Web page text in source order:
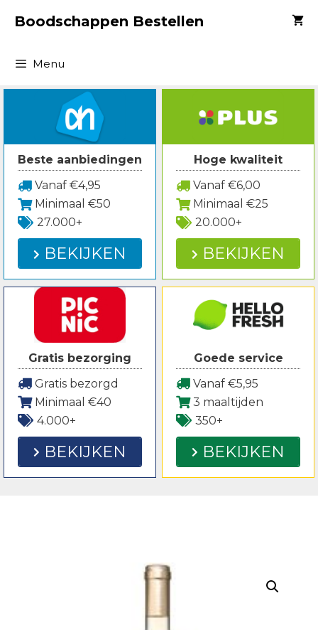
naarBoodschappen Bestellen
Menu
Beste aanbiedingen
Vanaf €4,95
Minimaal €50
27.000+
BEKIJKEN
Hoge kwaliteit
Vanaf €6,00
Minimaal €25
20.000+
BEKIJKEN
Gratis bezorging
Gratis bezorgd
Minimaal €40
4.000+
BEKIJKEN
Goede service
Vanaf €5,95
3 maaltijden
350+
BEKIJKEN